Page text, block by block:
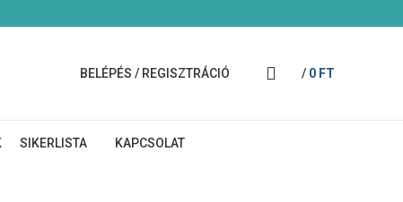
BELÉPÉS / REGISZTRÁCIÓ / 0 FT
SIKERLISTA KAPCSOLAT